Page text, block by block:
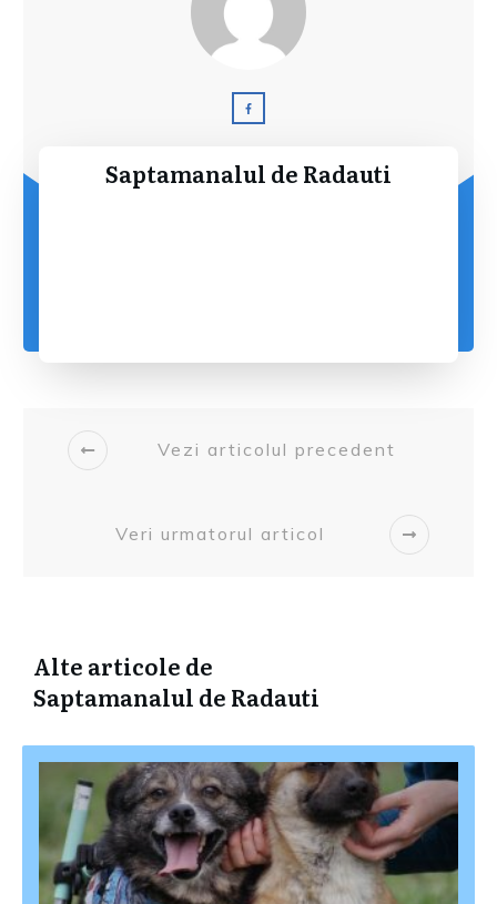
Saptamanalul de Radauti
Vezi articolul precedent
Veri urmatorul articol
Alte articole de
Saptamanalul de Radauti